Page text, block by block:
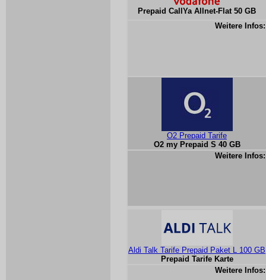
Prepaid CallYa Allnet-Flat 50 GB
Weitere Infos:
O2 Prepaid Tarife
O2 my Prepaid S 40 GB
Weitere Infos:
Aldi Talk Tarife Prepaid Paket L 100 GB
Prepaid Tarife Karte
Weitere Infos: